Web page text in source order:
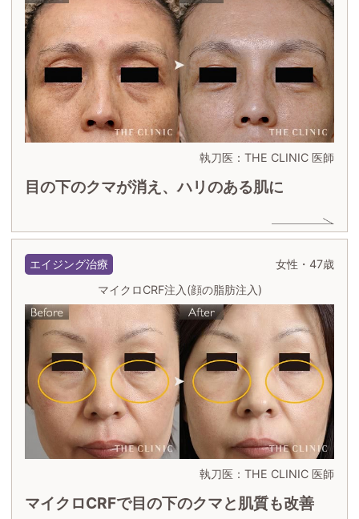
執刀医：THE CLINIC 医師
目の下のクマが消え、ハリのある肌に
エイジング治療
女性・47歳
マイクロCRF注入(顔の脂肪注入)
執刀医：THE CLINIC 医師
マイクロCRFで目の下のクマと肌質も改善